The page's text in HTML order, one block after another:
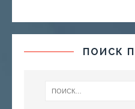
ПОИСК